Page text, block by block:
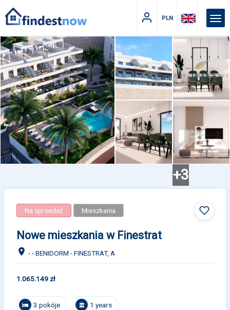
PLN
+3
Na sprzedaż Mieszkania
Nowe mieszkania w Finestrat
- - BENIDORM - FINESTRAT, A
1.065.149 zł
3 pokóje 1 years